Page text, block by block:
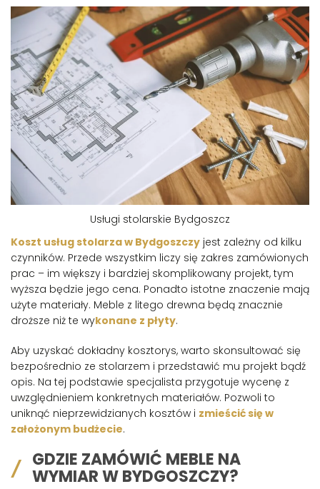
Usługi stolarskie Bydgoszcz
Koszt usług stolarza w Bydgoszczy jest zależny od kilku
czynników. Przede wszystkim liczy się zakres zamówionych
prac – im większy i bardziej skomplikowany projekt, tym
wyższa będzie jego cena. Ponadto istotne znaczenie mają
użyte materiały. Meble z litego drewna będą znacznie
droższe niż te wykonane z płyty.
Aby uzyskać dokładny kosztorys, warto skonsultować się
bezpośrednio ze stolarzem i przedstawić mu projekt bądź
opis. Na tej podstawie specjalista przygotuje wycenę z
uwzględnieniem konkretnych materiałów. Pozwoli to
uniknąć nieprzewidzianych kosztów i zmieścić się w
założonym budżecie.
GDZIE ZAMÓWIĆ MEBLE NA
WYMIAR W BYDGOSZCZY?